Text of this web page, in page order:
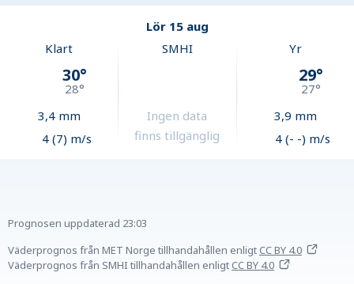
Lör 15 aug
Klart
30°
28°
3,4mm
4 (7) m/s
SMHI
Ingen data
finns tillgänglig
Yr
29°
27°
3,9 mm
4 (- -) m/s
Prognosen uppdaterad 23:03
Väderprognos från MET Norge tillhandahållen enligtCC BY 4.0
Väderprognos från SMHI tillhandahållen enligtCC BY 4.0